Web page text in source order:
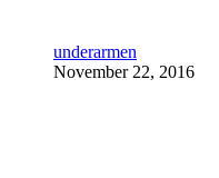
underarmen
November 22, 2016